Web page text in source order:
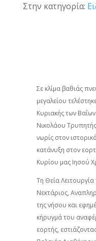
Στην κατηγορία:
Σε κλίμα βαθιάς
μεγαλείου
Κυριακής των
Νικολάου
νωρίς στον
κατάνυξη στον
Κυρίου μας Ιησού
Τη Θεία
Νεκτάριος,
της νήσου και
κήρυγμά του
εορτής,